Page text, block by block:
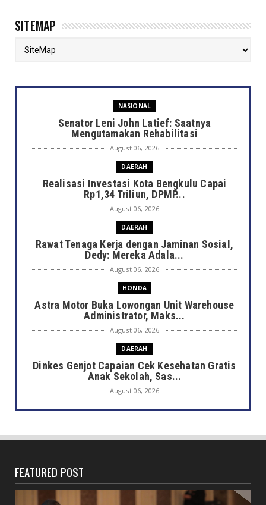
SITEMAP
NASIONAL
Senator Leni John Latief: Saatnya
Mengutamakan Rehabilitasi
August 06, 2026
DAERAH
Realisasi Investasi Kota Bengkulu Capai
Rp1,34 Triliun, DPMP...
August 06, 2026
DAERAH
Rawat Tenaga Kerja dengan Jaminan Sosial,
Dedy: Mereka Adala...
August 06, 2026
HONDA
Astra Motor Buka Lowongan Unit Warehouse
Administrator, Maks...
August 06, 2026
DAERAH
Dinkes Genjot Capaian Cek Kesehatan Gratis
Anak Sekolah, Sas...
August 06, 2026
DAERAH
Dedy Tinjau Cek Keseh...
Lebih Pasti dengan Kampas Rem Asli Honda,
Pengereman Maksima...
FEATURED POST